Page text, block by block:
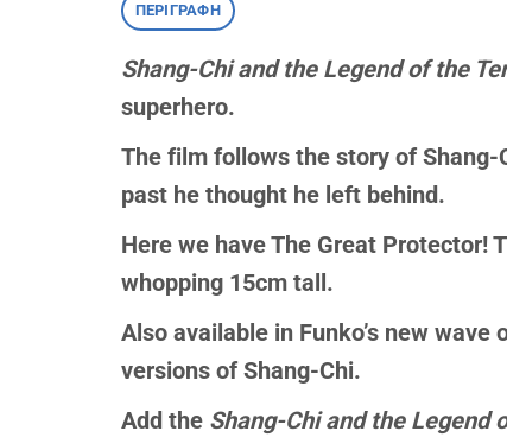
ΠΕΡΙΓΡΑΦΉ
Shang-Chi and the Legend of the
superhero.
The film follows the story of
past he thought he left behind.
Here we have The Great Protector!
whopping 15cm tall.
Also available in Funko’s new wave
versions of Shang-Chi.
Add the Shang-Chi and the Legend